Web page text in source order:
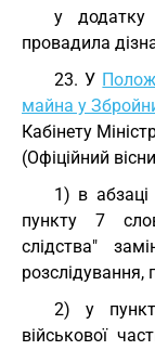
у
провадила
23. У
майна у
Кабінету
(Офіційний
1) в абзаці
пункту 7
слідства"
розслідування,
2) у
військової